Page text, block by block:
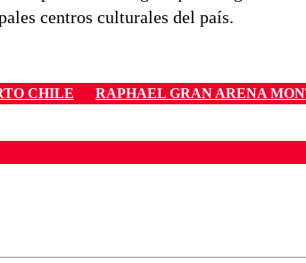
centros culturales del país.
CHILE
RAPHAEL GRAN ARENA